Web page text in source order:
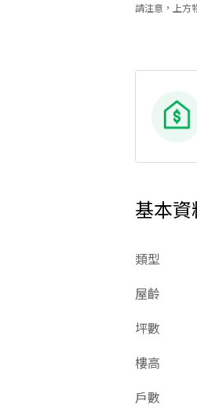
請注意，上方
基本資
類型
屋齡
坪數
樓高
戶數